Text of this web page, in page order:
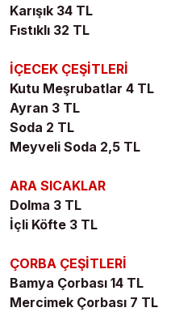
Karışık 34 TL
Fıstıklı 32 TL
İÇECEK ÇEŞİTLERİ
Kutu Meşrubatlar 4 TL
Ayran 3 TL
Soda 2 TL
Meyveli Soda 2,5 TL
ARA SICAKLAR
Dolma 3 TL
İçli Köfte 3 TL
ÇORBA ÇEŞİTLERİ
Bamya Çorbası 14 TL
Mercimek Çorbası 7 TL